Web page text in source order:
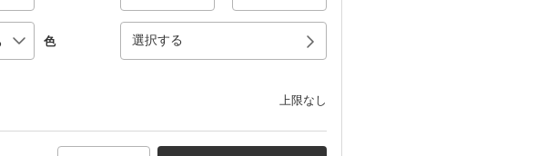
色 選択する
上限なし